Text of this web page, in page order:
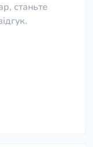
станьте